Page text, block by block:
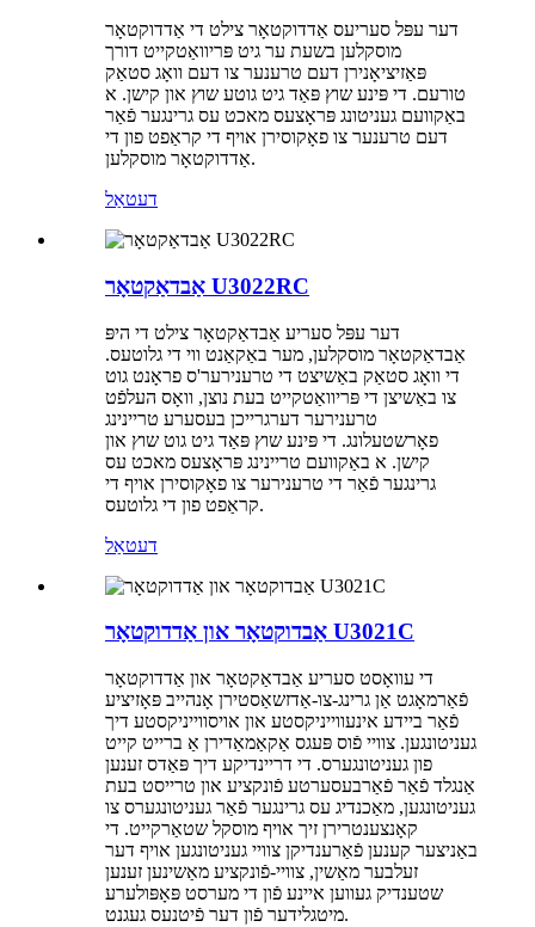
דער עפּל סעריעס אַדדוקטאָר צילט די אַדדוקטאָר
מוסקלען בשעת ער גיט פּריוואַטקייט דורך
פּאַזיציאָנירן דעם טרענער צו דעם וואָג סטאַק
טורעם. די פּינע שוץ פּאַד גיט גוטע שוץ און קישן. א
באַקוועם געניטונג פּראָצעס מאכט עס גרינגער פֿאַר
דעם טרענער צו פאָקוסירן אויף די קראַפט פון די
אַדדוקטאָר מוסקלען.
דעטאַל
אַבדאַקטאָר U3022RC
דער עפּל סעריע אַבדאַקטאָר צילט די היפּ
אַבדאַקטאָר מוסקלען, מער באַקאַנט ווי די גלוטעס.
די וואָג סטאַק באַשיצט די טרענירער'ס פראָנט גוט
צו באַשיצן די פּריוואַטקייט בעת נוצן, וואָס העלפֿט
טרענירער דערגרייכן בעסערע טריינינג
פאָרשטעלונג. די פּינע שוץ פּאַד גיט גוט שוץ און
קישן. א באַקוועם טריינינג פּראָצעס מאכט עס
גרינגער פֿאַר די טרענירער צו פאָקוסירן אויף די
קראַפט פון די גלוטעס.
דעטאַל
אַבדוקטאָר און אַדדוקטאָר U3021C
די עוואָסט סעריע אַבדאַקטאָר און אַדדוקטאָר
פֿאַרמאָגט אַן גרינג-צו-אַדזשאַסטירן אָנהייב פּאָזיציע
פֿאַר ביידע אינעווייניקסטע און אויסווייניקסטע דיך
געניטונגען. צוויי פֿוס פּעגס אַקאַמאַדירן אַ ברייט קייט
פון געניטונגערס. די דריינדיקע דיך פּאַדס זענען
אַנגלד פֿאַר פֿאַרבעסערטע פֿונקציע און טרייסט בעת
געניטונגען, מאַכנדיג עס גרינגער פֿאַר געניטונגערס צו
קאָנצענטרירן זיך אויף מוסקל שטאַרקייט. די
באַניצער קענען פֿאַרענדיקן צוויי געניטונגען אויף דער
זעלבער מאַשין, צוויי-פֿונקציע מאַשינען זענען
שטענדיק געווען איינע פֿון די מערסט פּאָפּולערע
מיטגלידער פֿון דער פֿיטנעס געגנט.